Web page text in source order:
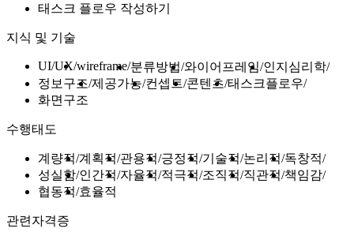
태스크 플로우 작성하기
지식 및 기술
UI/UX wireframe 분류방법 와이어프레임 인지심리학
정보구조 제공가능 컨셉트 콘텐츠 태스크플로우
화면구조
수행태도
계량적 계획적 관용적 긍정적 기술적 논리적 독창적
성실함 인간적 자율적 적극적 조직적 직관적 책임감
협동적 효율적
관련자격증